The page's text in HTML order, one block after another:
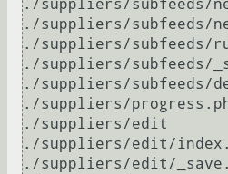
./suppliers/subfeeds/
./suppliers/subfeeds/
./suppliers/subfeeds/
./suppliers/subfeeds/
./suppliers/subfeeds/
./suppliers/
./suppliers/edit
./suppliers/edit/
./suppliers/edit/